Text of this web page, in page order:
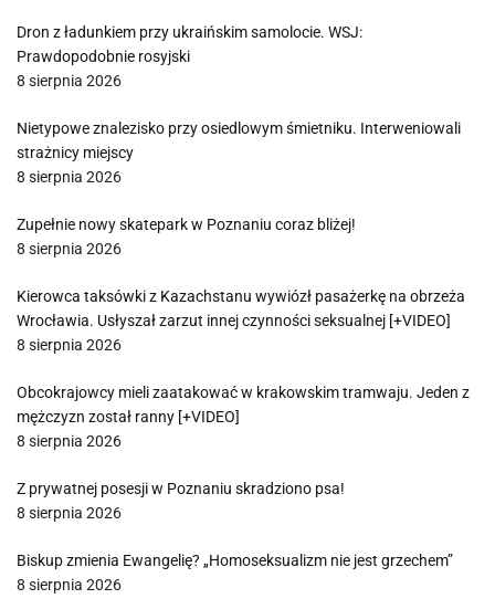
Dron z ładunkiem przy ukraińskim samolocie. WSJ:
Prawdopodobnie rosyjski
8 sierpnia 2026
Nietypowe znalezisko przy osiedlowym śmietniku. Interweniowali
strażnicy miejscy
8 sierpnia 2026
Zupełnie nowy skatepark w Poznaniu coraz bliżej!
8 sierpnia 2026
Kierowca taksówki z Kazachstanu wywiózł pasażerkę na obrzeża
Wrocławia. Usłyszał zarzut innej czynności seksualnej [+VIDEO]
8 sierpnia 2026
Obcokrajowcy mieli zaatakować w krakowskim tramwaju. Jeden z
mężczyzn został ranny [+VIDEO]
8 sierpnia 2026
Z prywatnej posesji w Poznaniu skradziono psa!
8 sierpnia 2026
Biskup zmienia Ewangelię? „Homoseksualizm nie jest grzechem”
8 sierpnia 2026